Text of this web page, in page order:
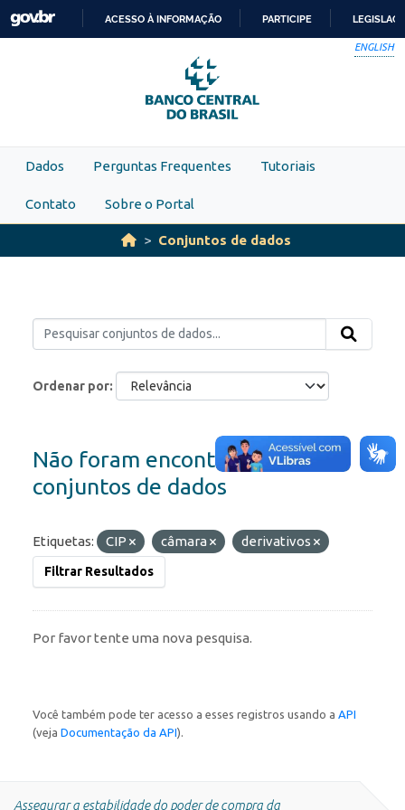
Skip to main content
PARA
O
CONTEÚDO
ACESSO À INFORMAÇÃO PARTICIPE
ENGLISH
Dados Perguntas Frequentes Tutoriais
Contato Sobre o Portal
Conjuntos de dados
Ordenar por
Não foram encontrados
conjuntos de dados
Etiquetas: CIP câmara derivativos
Filtrar Resultados
Por favor tente uma nova pesquisa.
Você também pode ter acesso a esses registros usando a API
(veja Documentação da API).
Assegurar a estabilidade do poder de compra da